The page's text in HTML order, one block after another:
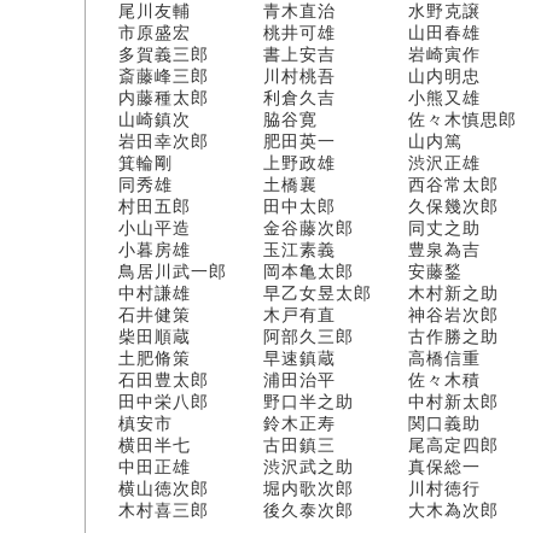
尾川友輔 青木直治 水野克譲
市原盛宏 桃井可雄 山田春雄
多賀義三郎 書上安吉 岩崎寅作
斎藤峰三郎 川村桃吾 山内明忠
内藤種太郎 利倉久吉 小熊又雄
山崎鎮次 脇谷寛 佐々木慎思郎
岩田幸次郎 肥田英一 山内篤
箕輪剛 上野政雄 渋沢正雄
同秀雄 土橋襄 西谷常太郎
村田五郎 田中太郎 久保幾次郎
小山平造 金谷藤次郎 同丈之助
小暮房雄 玉江素義 豊泉為吉
鳥居川武一郎 岡本亀太郎 安藤鍫
中村謙雄 早乙女昱太郎 木村新之助
石井健策 木戸有直 神谷岩次郎
柴田順蔵 阿部久三郎 古作勝之助
土肥脩策 早速鎮蔵 高橋信重
石田豊太郎 浦田治平 佐々木積
田中栄八郎 野口半之助 中村新太郎
槙安市 鈴木正寿 関口義助
横田半七 古田鎮三 尾高定四郎
中田正雄 渋沢武之助 真保総一
横山徳次郎 堀内歌次郎 川村徳行
木村喜三郎 後久泰次郎 大木為次郎